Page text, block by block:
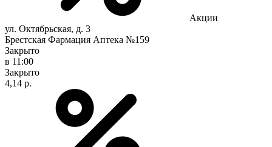
Акции
ул. Октябрьская, д. 3
Брестская Фармация Аптека №159
Закрыто
в 11:00
Закрыто
4,14 р.